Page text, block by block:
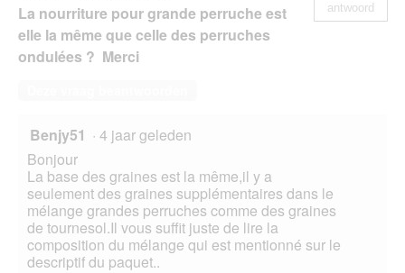
La nourriture pour grande perruche est
elle la même que celle des perruches
ondulées ? Merci
antwoord
Benjy51 · 4 jaar geleden
Bonjour
La base des graines est la même,il y a
seulement des graines supplémentaires dans le
mélange grandes perruches comme des graines
de tournesol.Il vous suffit juste de lire la
composition du mélange qui est mentionné sur le
descriptif du paquet..